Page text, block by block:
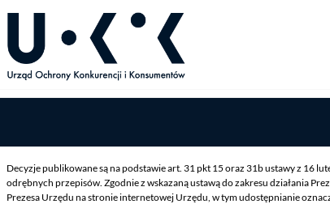
Decyzje publikowane są na podstawie art. 31 pkt 15 oraz 31b ustawy z 16
odrębnych przepisów. Zgodnie z wskazaną ustawą do zakresu działania
Prezesa Urzędu na stronie internetowej Urzędu, w tym udostępnianie